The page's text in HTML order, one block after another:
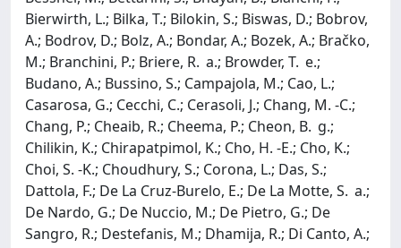
Bierwirth, L.; Bilka, T.; Bilokin, S.; Biswas, D.; Bobrov,
A.; Bodrov, D.; Bolz, A.; Bondar, A.; Bozek, A.; Bračko,
M.; Branchini, P.; Briere, R. a.; Browder, T. e.;
Budano, A.; Bussino, S.; Campajola, M.; Cao, L.;
Casarosa, G.; Cecchi, C.; Cerasoli, J.; Chang, M. -C.;
Chang, P.; Cheaib, R.; Cheema, P.; Cheon, B. g.;
Chilikin, K.; Chirapatpimol, K.; Cho, H. -E.; Cho, K.;
Choi, S. -K.; Choudhury, S.; Corona, L.; Das, S.;
Dattola, F.; De La Cruz-Burelo, E.; De La Motte, S. a.;
De Nardo, G.; De Nuccio, M.; De Pietro, G.; De
Sangro, R.; Destefanis, M.; Dhamija, R.; Di Canto, A.;